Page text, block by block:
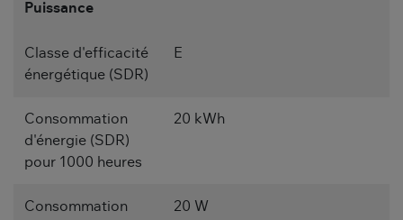
Puissance
Classe d'efficacité
énergétique (SDR)
E
Consommation
d'énergie (SDR)
pour 1000 heures
20 kWh
Consommation
20 W